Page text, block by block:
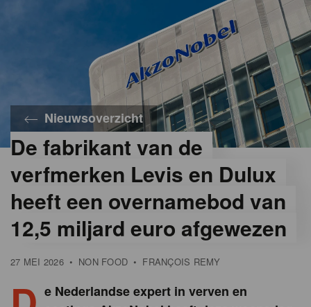
Nieuwsoverzicht
De fabrikant van de
verfmerken Levis en Dulux
heeft een overnamebod van
12,5 miljard euro afgewezen
27 MEI 2026 • NON FOOD • FRANÇOIS REMY
e Nederlandse expert in verven en